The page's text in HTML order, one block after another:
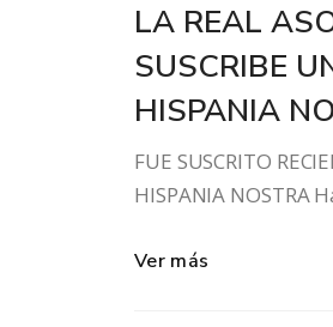
LA REAL
SUSCRIBE
HISPANIA
FUE SUSCRITO
HISPANIA NOSTRA
Ver más